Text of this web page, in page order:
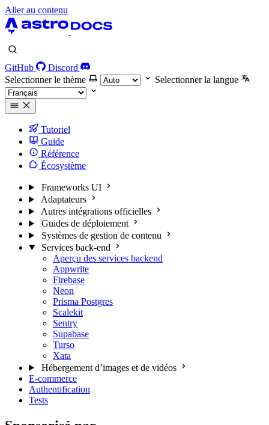
Aller au contenu
GitHub
Discord
Selectionner le thème
Selectionner la langue
Tutoriel
Guide
Référence
Écosystème
Frameworks UI
Adaptateurs
Autres intégrations officielles
Guides de déploiement
Systèmes de gestion de contenu
Services back-end
Aperçu des services backend
Appwrite
Firebase
Neon
Prisma Postgres
Scalekit
Sentry
Supabase
Turso
Xata
Hébergement d’images et de vidéos
E-commerce
Authentification
Tests